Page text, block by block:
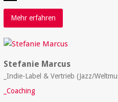
Mehr erfahren
Stefanie Marcus
_Indie-Label & Vertrieb (Jazz/
_Coaching